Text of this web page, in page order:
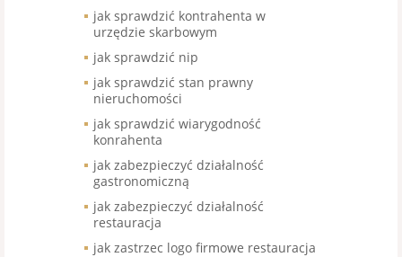
jak sprawdzić kontrahenta w
urzędzie skarbowym
jak sprawdzić nip
jak sprawdzić stan prawny
nieruchomości
jak sprawdzić wiarygodność
konrahenta
jak zabezpieczyć działalność
gastronomiczną
jak zabezpieczyć działalność
restauracja
jak zastrzec logo firmowe restauracja